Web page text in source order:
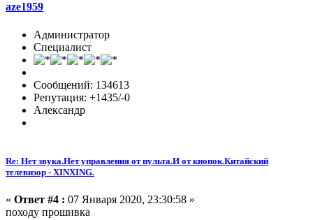
aze1959
Администратор
Специалист
Сообщений: 134613
Репутация: +1435/-0
Александр
Re: Нет звука.Нет управления от пульта.И от кнопок.Китайский
телевизор - XINXING.
« Ответ #4 : 07 Января 2020, 23:30:58 »
походу прошивка